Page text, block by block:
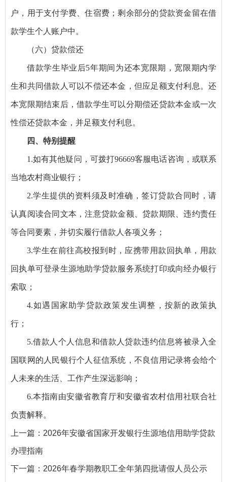
户，用于支付学费、住宿费；剩余部分的贷款资金留在借
款学生个人账户中。
（六）贷款偿还
借款学生毕业后5年期间为还本宽限期，宽限期内学
生和共同借款人可以不偿还本金，但应足额支付利息。还
本宽限期结束后，借款学生可以分期偿还贷款本金或一次
性偿还贷款本金，并足额支付利息。
四、特别提醒
1.如有其他疑问，可拨打96669客服电话咨询，或联系
当地农村商业银行；
2.学生提供的资料须及时准确，签订贷款合同时，请
认真阅读合同文本，注意贷款金额、贷款期限、违约责任
等合同要素，并切实履行借款人各项义务；
3.学生在前往高校报到时，应携带用款回执单，用款
回执单可登录生源地助学贷款服务系统打印或向经办银行
索取；
4.如遇国家助学贷款政策发生调整，按新的政策执
行；
5.借款人个人信息和借款人贷款违约信息将被录入全
国联网的人民银行个人征信系统，不良信用记录将会给个
人未来的生活、工作产生深远影响；
6.本指南由安徽省教育厅和安徽省农村信用社联合社
负责解释。
上一篇： 2026年安徽省国家开发银行生源地信用助学贷款
办理指南
下一篇： 2026年春学期教职工全年第四批请假人员公示